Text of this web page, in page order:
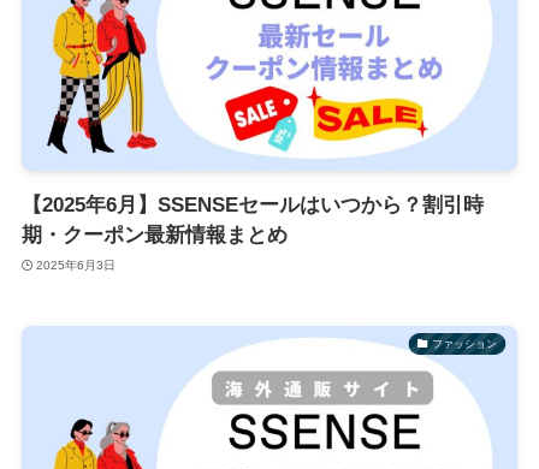
【2025年6月】SSENSEセールはいつから？割引時
期・クーポン最新情報まとめ
2025年6月3日
ファッション